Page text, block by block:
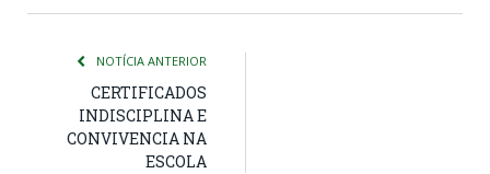
NOTÍCIA ANTERIOR
CERTIFICADOS
INDISCIPLINA E
CONVIVENCIA NA
ESCOLA